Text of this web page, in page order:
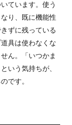
ています。使う
り、既に機能性
ずに残っている
具は使わなくな
ん。「いつかま
いう気持ちが、
です。